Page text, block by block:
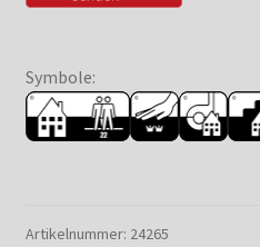
Symbole:
Artikelnummer: 24265